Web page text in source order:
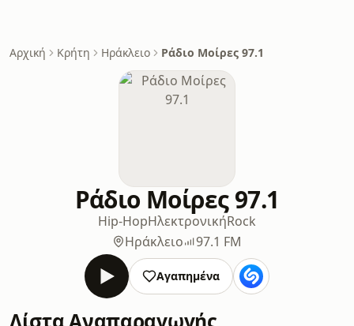
Αρχική Κρήτη Ηράκλειο Ράδιο Μοίρες 97.1
Ράδιο Μοίρες 97.1
Hip-HopΗλεκτρονικήRock
Ηράκλειο
97.1 FM
Αγαπημένα